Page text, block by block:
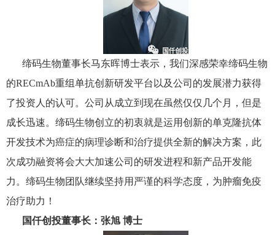
缔码生物董事长马东晖博士表示，我们深感荣幸缔码生物
的RECmAb重组单抗创新研发平台以及公司的发展潜力获得
了投资人的认可。公司从成立到现在虽然仅仅几个月，但是
成长迅速。缔码生物创立的初衷就是运用创新的单克隆抗体
开发技术为癌症的病理诊断和治疗提供全新的解决方案，此
次成功融资将会大大加速公司的研发进程和新产品开发能
力。缔码生物团队继续坚持用严谨的科学态度，为肿瘤免疫
治疗助力！
国仟创投董事长：张旭 博士